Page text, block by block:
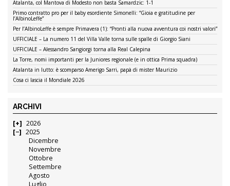
Atalanta, col Mantova di Modesto non basta Samardzic: 1-1
Primo contratto pro per il baby esordiente Simonelli: “Gioia e gratitudine per
l’AlbinoLeffe”
Per l’AlbinoLeffe è sempre Primavera (1): “Pronti alla nuova avventura coi nostri valori”
UFFICIALE – La numero 11 del Villa Valle torna sulle spalle di Giorgio Siani
UFFICIALE – Alessandro Sangiorgi torna alla Real Calepina
La Torre, nomi importanti per la Juniores regionale (e in ottica Prima squadra)
Atalanta in lutto: è scomparso Amerigo Sarri, papà di mister Maurizio
Cosa ci lascia il Mondiale 2026
ARCHIVI
2026
2025
Dicembre
Novembre
Ottobre
Settembre
Agosto
Luglio